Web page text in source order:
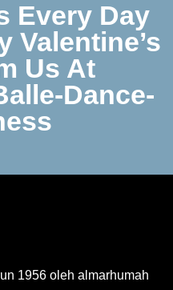
Every Day
Valentine’s
Us At
Dance-
1956 oleh almarhumah